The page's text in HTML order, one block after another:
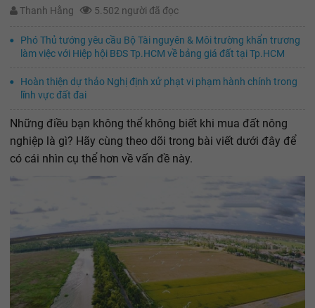
Thanh Hằng 5.502 người đã đọc
Phó Thủ tướng yêu cầu Bộ Tài nguyên & Môi trường khẩn trương
làm việc với Hiệp hội BĐS Tp.HCM về bảng giá đất tại Tp.HCM
Hoàn thiện dự thảo Nghị định xử phạt vi phạm hành chính trong
lĩnh vực đất đai
Những điều bạn không thể không biết khi mua đất nông
nghiệp là gì? Hãy cùng theo dõi trong bài viết dưới đây để
có cái nhìn cụ thể hơn về vấn đề này.